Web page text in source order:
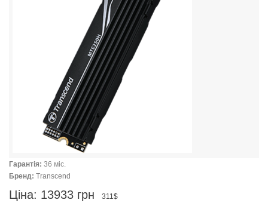
Гарантія: 36 міс.
Бренд: Transcend
Ціна: 13933 грн 311$